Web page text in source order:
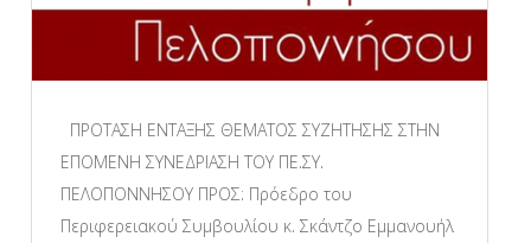
ΠΡΟΤΑΣΗ ΕΝΤΑΞΗΣ ΘΕΜΑΤΟΣ ΣΥΖΗΤΗΣΗΣ ΣΤΗΝ
ΕΠΟΜΕΝΗ ΣΥΝΕΔΡΙΑΣΗ ΤΟΥ ΠΕ.ΣΥ.
ΠΕΛΟΠΟΝΝΗΣΟΥ ΠΡΟΣ: Πρόεδρο του
Περιφερειακού Συμβουλίου κ. Σκάντζο Εμμανουήλ